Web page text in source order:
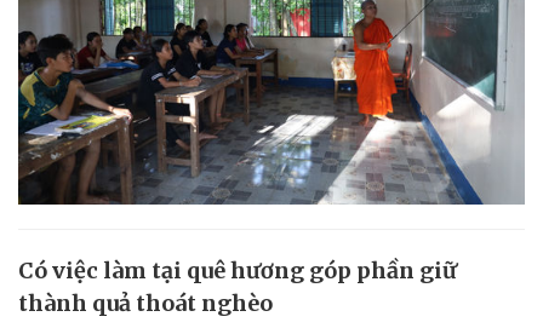
Có việc làm tại quê hương góp phần giữ
thành quả thoát nghèo